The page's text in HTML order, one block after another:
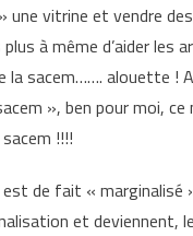
vitrine et vendre
à même d’aider les
la sacem……. alouette !
», ben pour moi, ce
!!!!
de fait « marginalisé
et deviennent,